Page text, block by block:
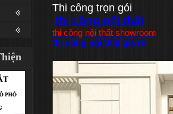
Thi công trọn gói
thi công nội thất
thi công nội thất showroom
thi công nội thất giá rẻ